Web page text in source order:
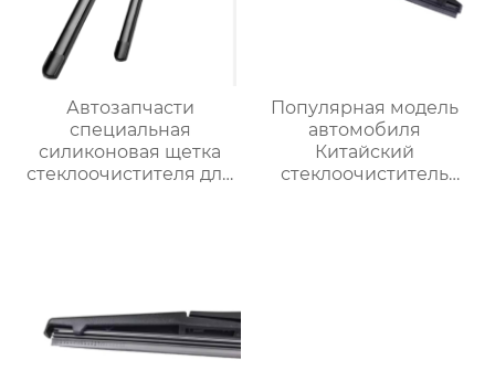
Автозапчасти
специальная
силиконовая щетка
стеклоочистителя для
Популярная модель
автомобиля
Китайский
стеклоочиститель